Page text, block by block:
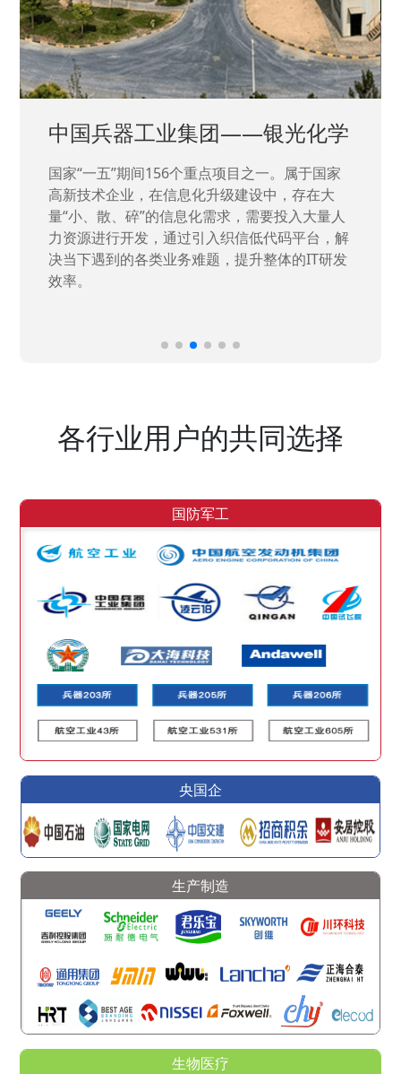
中国兵器工业集团——银光化学
国家“一五”期间156个重点项目之一。属于国家
高新技术企业，在信息化升级建设中，存在大
量“小、散、碎”的信息化需求，需要投入大量人
力资源进行开发，通过引入织信低代码平台，解
决当下遇到的各类业务难题，提升整体的IT研发
效率。
各行业用户的共同选择
国防军工
央国企
生产制造
生物医疗